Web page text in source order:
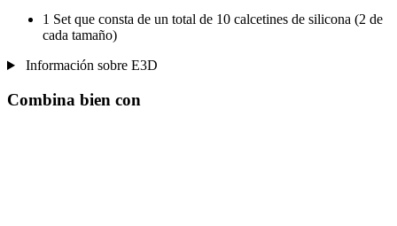
1 Set que consta de un total de 10 calcetines de silicona (2 de
cada tamaño)
Información sobre E3D
Combina bien con